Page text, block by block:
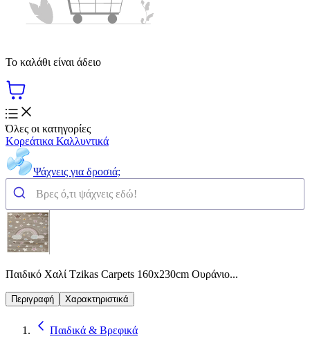
Το καλάθι είναι άδειο
Όλες οι κατηγορίες
Κορεάτικα Καλλυντικά
Ψάχνεις για δροσιά;
Παιδικό Χαλί Tzikas Carpets 160x230cm Ουράνιο...
Περιγραφή Χαρακτηριστικά
Παιδικά & Βρεφικά